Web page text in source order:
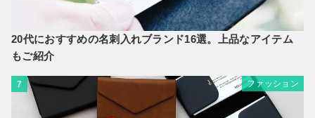
20代におすすめの名刺入れブランド16選。上品なアイテム
もご紹介
7 ファッション